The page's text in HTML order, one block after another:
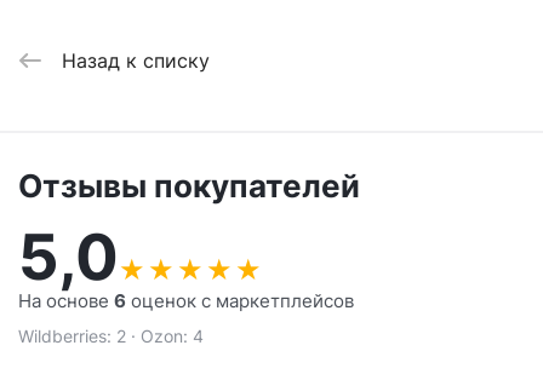
Назад к списку
Отзывы покупателей
5,0★ ★ ★ ★ ★
На основе 6 оценок с маркетплейсов
Wildberries: 2 · Ozon: 4